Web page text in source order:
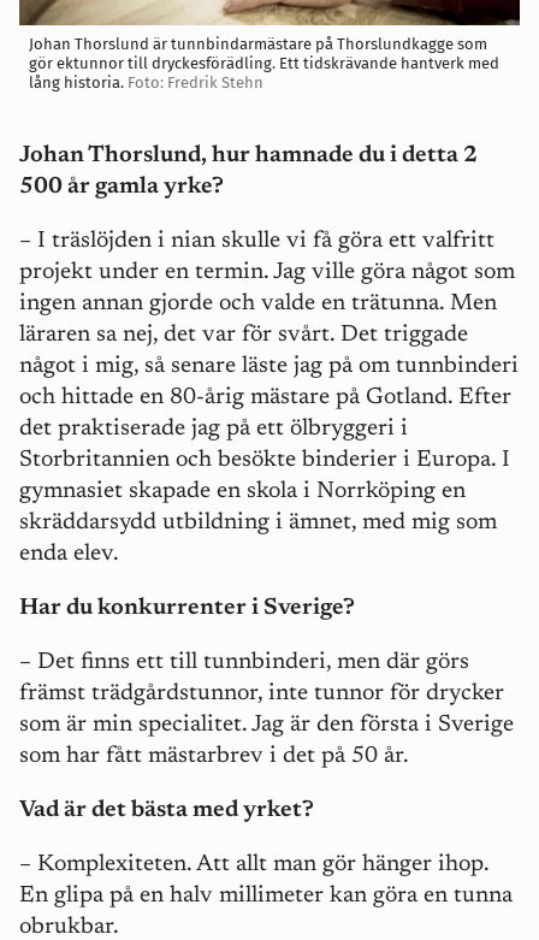
Johan Thorslund är tunnbindarmästare på Thorslundkagge som
gör ektunnor till dryckesförädling. Ett tidskrävande hantverk med
lång historia. Foto: Fredrik Stehn
Johan Thorslund, hur hamnade du i detta 2
500 år gamla yrke?
– I träslöjden i nian skulle vi få göra ett valfritt
projekt under en termin. Jag ville göra något som
ingen annan gjorde och valde en trätunna. Men
läraren sa nej, det var för svårt. Det triggade
något i mig, så senare läste jag på om tunnbinderi
och hittade en 80-årig mästare på Gotland. Efter
det praktiserade jag på ett ölbryggeri i
Storbritannien och besökte binderier i Europa. I
gymnasiet skapade en skola i Norrköping en
skräddarsydd utbildning i ämnet, med mig som
enda elev.
Har du konkurrenter i Sverige?
– Det finns ett till tunnbinderi, men där görs
främst trädgårdstunnor, inte tunnor för drycker
som är min specialitet. Jag är den första i Sverige
som har fått mästarbrev i det på 50 år.
Vad är det bästa med yrket?
– Komplexiteten. Att allt man gör hänger ihop.
En glipa på en halv millimeter kan göra en tunna
obrukbar.